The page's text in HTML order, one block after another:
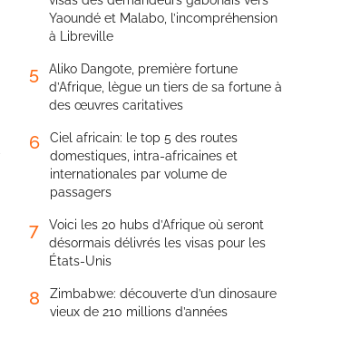
Yaoundé et Malabo, l’incompréhension
à Libreville
5
Aliko Dangote, première fortune
d’Afrique, lègue un tiers de sa fortune à
des œuvres caritatives
6
Ciel africain: le top 5 des routes
domestiques, intra-africaines et
internationales par volume de
passagers
7
Voici les 20 hubs d’Afrique où seront
désormais délivrés les visas pour les
États-Unis
8
Zimbabwe: découverte d’un dinosaure
vieux de 210 millions d’années